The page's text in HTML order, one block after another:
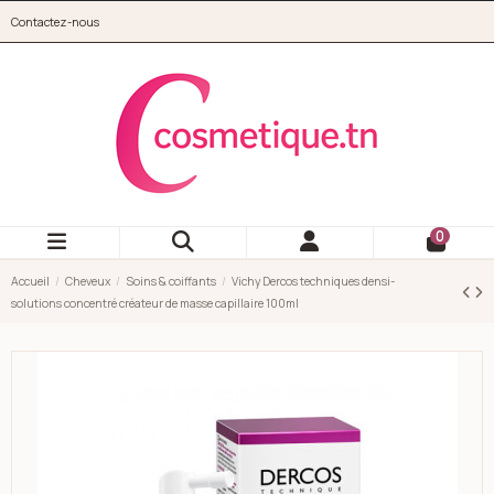
Contactez-nous
0
Accueil Cheveux Soins & coiffants
Vichy Dercos techniques densi-
solutions concentré créateur de masse capillaire 100ml